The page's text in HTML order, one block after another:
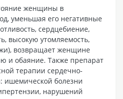
женщины в
уменьшая его негативные
сердцебиение,
высокую утомляемость,
возвращает женщине
и обаяние. Также препарат
терапии сердечно-
ишемической болезни
нарушений